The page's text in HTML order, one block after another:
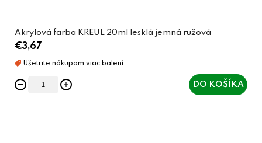
Akrylová farba KREUL 20ml lesklá jemná ružová
€3,67
DO KOŠÍKA